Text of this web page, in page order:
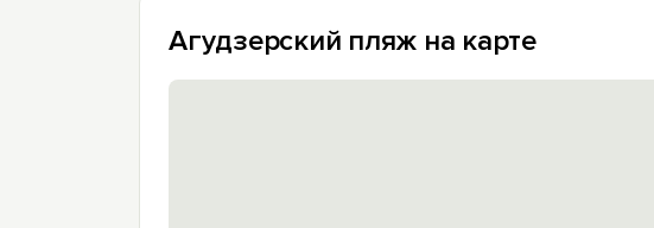
Агудзерский пляж на карте